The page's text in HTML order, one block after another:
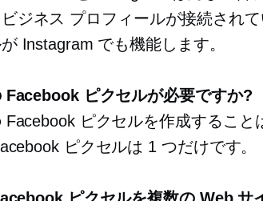
ビジネス プロフィールが接続され
Instagram でも機能します。
Facebook ピクセルが必要ですか?
Facebook ピクセルを作成すること
ピクセルは 1 つだけです。